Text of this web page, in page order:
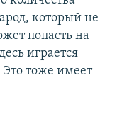
который не
попасть на
играется
тоже имеет